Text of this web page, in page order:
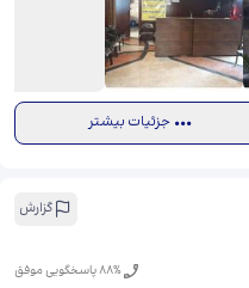
جزئیات بیشتر
گزارش
88% پاسخگویی موفق